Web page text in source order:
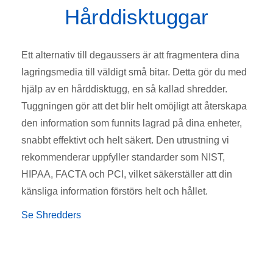
Hårddisktuggar
Ett alternativ till degaussers är att fragmentera dina
lagringsmedia till väldigt små bitar. Detta gör du med
hjälp av en hårddisktugg, en så kallad shredder.
Tuggningen gör att det blir helt omöjligt att återskapa
den information som funnits lagrad på dina enheter,
snabbt effektivt och helt säkert. Den utrustning vi
rekommenderar uppfyller standarder som NIST,
HIPAA, FACTA och PCI, vilket säkerställer att din
känsliga information förstörs helt och hållet.
Se Shredders